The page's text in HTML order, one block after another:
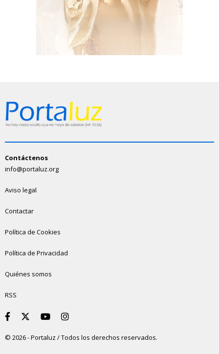
Contáctenos
info@portaluz.org
Aviso legal
Contactar
Política de Cookies
Política de Privacidad
Quiénes somos
RSS
© 2026 - Portaluz / Todos los derechos reservados.